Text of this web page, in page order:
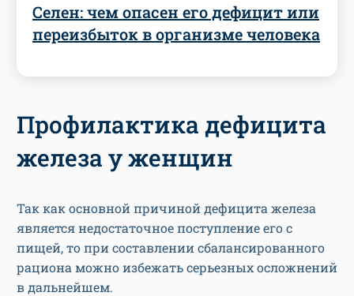
Селен: чем опасен его дефицит или
переизбыток в организме человека
Профилактика дефицита
железа у женщин
Так как основной причиной дефицита железа
является недостаточное поступление его с
пищей, то при составлении сбалансированного
рациона можно избежать серьезных осложнений
в дальнейшем.